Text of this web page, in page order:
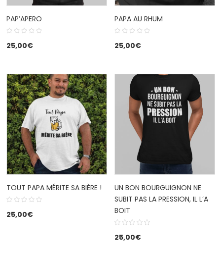
PAP’APERO
25,00€
PAPA AU RHUM
25,00€
TOUT PAPA MÉRITE SA BIÈRE !
25,00€
UN BON BOURGUIGNON NE
SUBIT PAS LA PRESSION, IL L’A
BOIT
25,00€